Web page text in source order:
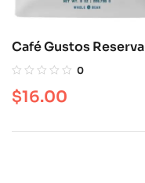
Café Gustos Reserva
Grano Yauco 8 oz
0
$16.00